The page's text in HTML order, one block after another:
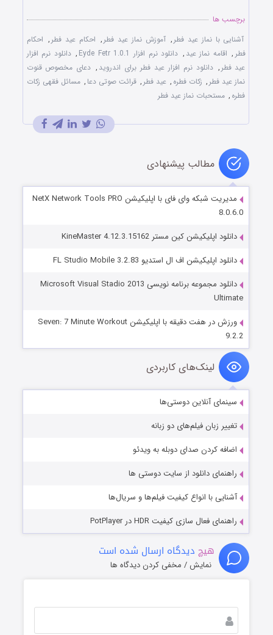
برچسب ها
آشنایی با نماز عید فطر , آموزش نماز عید فطر , احکام عید فطر , احکام
فطر , اقامه نماز عید , دانلود نرم افزار Eyde Fetr 1.0.1 , دانلود نرم افزار
عید فطر , دانلود نرم افزار عید فطر برای اندروید , دعای مخصوص قنوت
نماز عید فطر , زکات فطره , عید فطر , قرائت صوتی دعا , مسائل فقهی زکات
فطره , مستحبات نماز عید فطر
مطالب پیشنهادی
مدیریت شبکه وای فای با اپلیکیشن NetX Network Tools PRO
8.0.6.0
دانلود اپلیکیشن کین مستر KineMaster 4.12.3.15162
دانلود اپلیکیشن اف ال استدیو FL Studio Mobile 3.2.83
دانلود مجموعه برنامه نویسی Microsoft Visual Stadio 2013
Ultimate
ورزش در هفت دقیقه با اپلیکیشن Seven: 7 Minute Workout
9.2.2
لینک‌های کاربردی
سینمای آنلاین دوستی‌ها
تغییر زبان فیلم‌های دو زبانه
اضافه کردن صدای دوبله به ویدئو
راهنمای دانلود از سایت دوستی ها
آشنایی با انواع کیفیت فیلم‌ها و سریال‌ها
راهنمای فعال سازی کیفیت HDR در PotPlayer
هیچ دیدگاه ارسال شده است
نمایش / مخفی کردن دیدگاه ها